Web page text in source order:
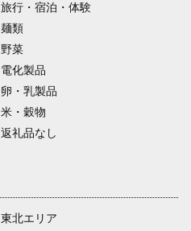
旅行・宿泊・体験
麺類
野菜
電化製品
卵・乳製品
米・穀物
返礼品なし
東北エリア